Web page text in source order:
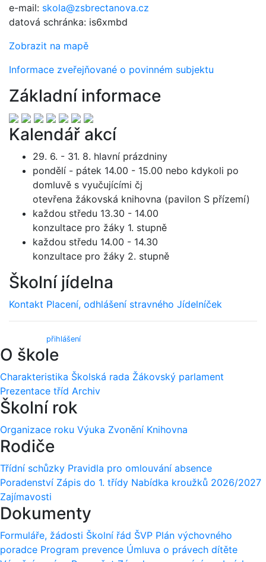
e-mail: skola@zsbrectanova.cz
datová schránka: is6xmbd
Zobrazit na mapě
Informace zveřejňované o povinném subjektu
Základní informace
Kalendář akcí
29. 6. - 31. 8. hlavní prázdniny
pondělí - pátek 14.00 - 15.00 nebo kdykoli po
domluvě s vyučujícími čj
otevřena žákovská knihovna (pavilon S přízemí)
každou středu 13.30 - 14.00
konzultace pro žáky 1. stupně
každou středu 14.00 - 14.30
konzultace pro žáky 2. stupně
Školní jídelna
Kontakt Placení, odhlášení stravného Jídelníček
přihlášení)
O škole
Charakteristika Školská rada Žákovský parlament
Prezentace tříd Archiv
Školní rok
Organizace roku Výuka Zvonění Knihovna
Rodiče
Třídní schůzky Pravidla pro omlouvání absence
Poradenství Zápis do 1. třídy Nabídka kroužků 2026/2027
Zajímavosti
Dokumenty
Formuláře, žádosti Školní řád ŠVP Plán výchovného
poradce Program prevence Úmluva o právech dítěte